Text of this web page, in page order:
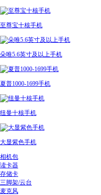
至尊宝十核手机
朵唯5.6英寸及以上手机
夏普1000-1699手机
纽曼十核手机
大显紫色手机
相机包
读卡器
存储卡
三脚架/云台
麦克风